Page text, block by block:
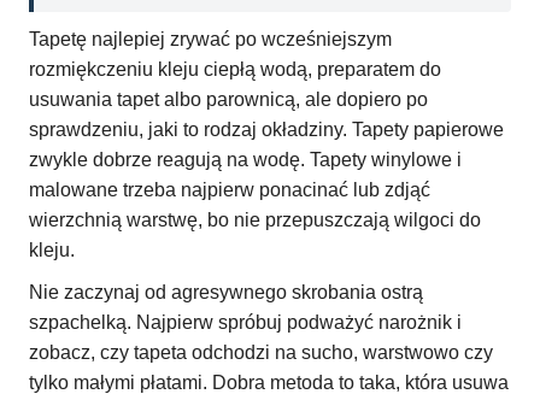
Tapetę najlepiej zrywać po wcześniejszym
rozmiękczeniu kleju ciepłą wodą, preparatem do
usuwania tapet albo parownicą, ale dopiero po
sprawdzeniu, jaki to rodzaj okładziny. Tapety papierowe
zwykle dobrze reagują na wodę. Tapety winylowe i
malowane trzeba najpierw ponacinać lub zdjąć
wierzchnią warstwę, bo nie przepuszczają wilgoci do
kleju.
Nie zaczynaj od agresywnego skrobania ostrą
szpachelką. Najpierw spróbuj podważyć narożnik i
zobacz, czy tapeta odchodzi na sucho, warstwowo czy
tylko małymi płatami. Dobra metoda to taka, która usuwa